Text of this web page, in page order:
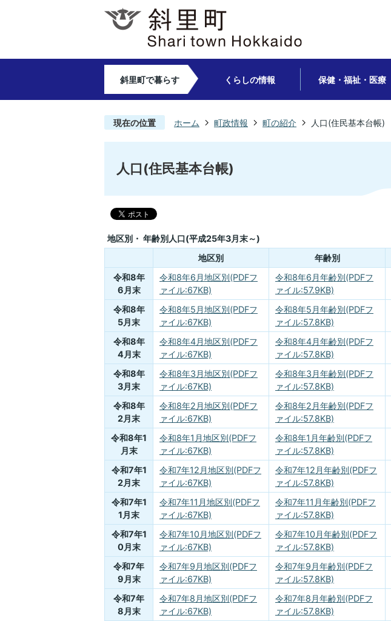
斜里町で暮らす くらしの情報 保健・福祉・医療
現在の位置 ホーム 町政情報 町の紹介 人口(住民基本台帳)
人口(住民基本台帳)
地区別・ 年齢別人口(平成25年3月末～)
地区別
年齢別
令和8年
6月末
令和8年6月地区別(PDFフ
ァイル:67KB)
令和8年6月年齢別(PDFフ
ァイル:57.9KB)
令和8年
5月末
令和8年5月地区別(PDFフ
ァイル:67KB)
令和8年5月年齢別(PDFフ
ァイル:57.8KB)
令和8年
4月末
令和8年4月地区別(PDFフ
ァイル:67KB)
令和8年4月年齢別(PDFフ
ァイル:57.8KB)
令和8年
3月末
令和8年3月地区別(PDFフ
ァイル:67KB)
令和8年3月年齢別(PDFフ
ァイル:57.8KB)
令和8年
2月末
令和8年2月地区別(PDFフ
ァイル:67KB)
令和8年2月年齢別(PDFフ
ァイル:57.8KB)
令和8年1
月末
令和8年1月地区別(PDFフ
ァイル:67KB)
令和8年1月年齢別(PDFフ
ァイル:57.8KB)
令和7年1
2月末
令和7年12月地区別(PDFフ
ァイル:67KB)
令和7年12月年齢別(PDFフ
ァイル:57.8KB)
令和7年1
1月末
令和7年11月地区別(PDFフ
ァイル:67KB)
令和7年11月年齢別(PDFフ
ァイル:57.8KB)
令和7年1
0月末
令和7年10月地区別(PDFフ
ァイル:67KB)
令和7年10月年齢別(PDFフ
ァイル:57.8KB)
令和7年
9月末
令和7年9月地区別(PDFフ
ァイル:67KB)
令和7年9月年齢別(PDFフ
ァイル:57.8KB)
令和7年
8月末
令和7年8月地区別(PDFフ
ァイル:67KB)
令和7年8月年齢別(PDFフ
ァイル:57.8KB)